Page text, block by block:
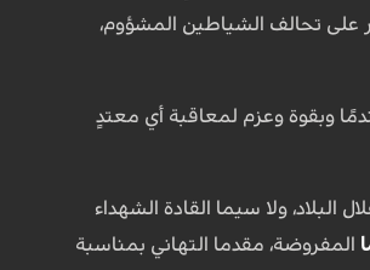
على تحالف الشياطين المشؤوم،
وبقوة وعزم لمعاقبة أي معتدٍ
البلاد، ولا سيما القادة الشهداء
المفروضة، مقدما التهاني بمناسبة